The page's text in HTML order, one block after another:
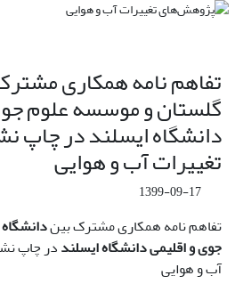
تفاهم نامه همکاری
گلستان و موسسه علوم
دانشگاه ایسلند در چاپ
تغییرات آب و هوایی
1399-09-17
تفاهم نامه همکاری مشترک بین
جوی و اقلیمی دانشگاه ایسلنددر چاپ
آب و هوایی